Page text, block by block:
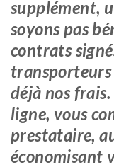
supplément,
soyons pas
contrats
déjà nos
ligne, vous
prestataire,
économisant